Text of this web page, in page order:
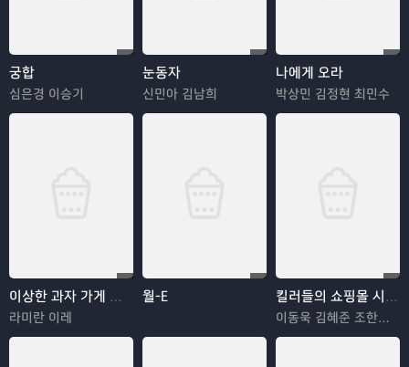
궁합
심은경 이승기
눈동자
신민아 김남희
나에게 오라
박상민 김정현 최민수
이상한 과자 가게 전천당
라미란 이레
월-E 킬러들의 쇼핑몰 시즌2
이동욱 김혜준 조한선 김해나